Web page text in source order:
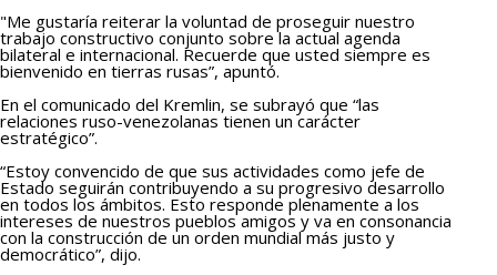
"Me gustaría reiterar la voluntad de proseguir nuestro
trabajo constructivo conjunto sobre la actual agenda
bilateral e internacional. Recuerde que usted siempre es
bienvenido en tierras rusas”, apuntó.
En el comunicado del Kremlin, se subrayó que “las
relaciones ruso-venezolanas tienen un carácter
estratégico”.
“Estoy convencido de que sus actividades como jefe de
Estado seguirán contribuyendo a su progresivo desarrollo
en todos los ámbitos. Esto responde plenamente a los
intereses de nuestros pueblos amigos y va en consonancia
con la construcción de un orden mundial más justo y
democrático”, dijo.